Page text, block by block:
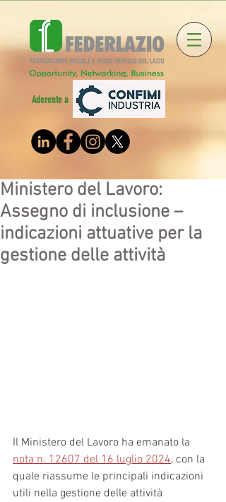
Aderente a
Ministero del Lavoro:
Assegno di inclusione –
indicazioni attuative per la
gestione delle attività
Il Ministero del Lavoro ha emanato la
nota n. 12607 del 16 luglio 2024, con la
quale riassume le principali indicazioni
utili nella gestione delle attività